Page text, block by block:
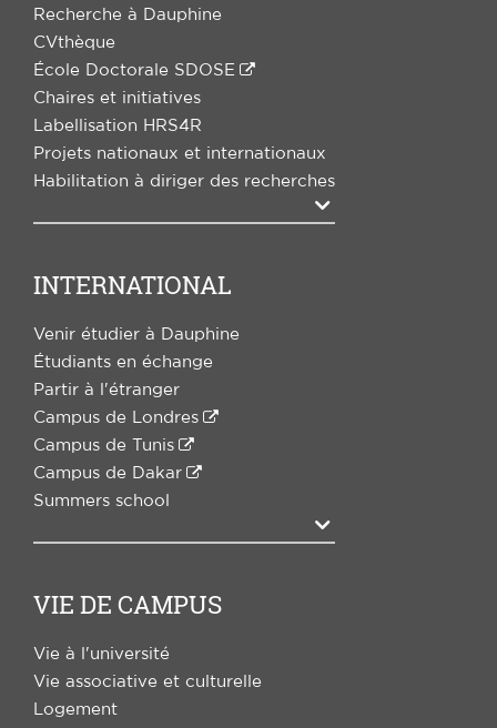
Recherche à Dauphine
CVthèque
École Doctorale SDOSE
Chaires et initiatives
Labellisation HRS4R
Projets nationaux et internationaux
Habilitation à diriger des recherches
Agrandir
INTERNATIONAL
Venir étudier à Dauphine
Étudiants en échange
Partir à l'étranger
Campus de Londres
Campus de Tunis
Campus de Dakar
Summers school
Agrandir
VIE DE CAMPUS
Vie à l'université
Vie associative et culturelle
Logement